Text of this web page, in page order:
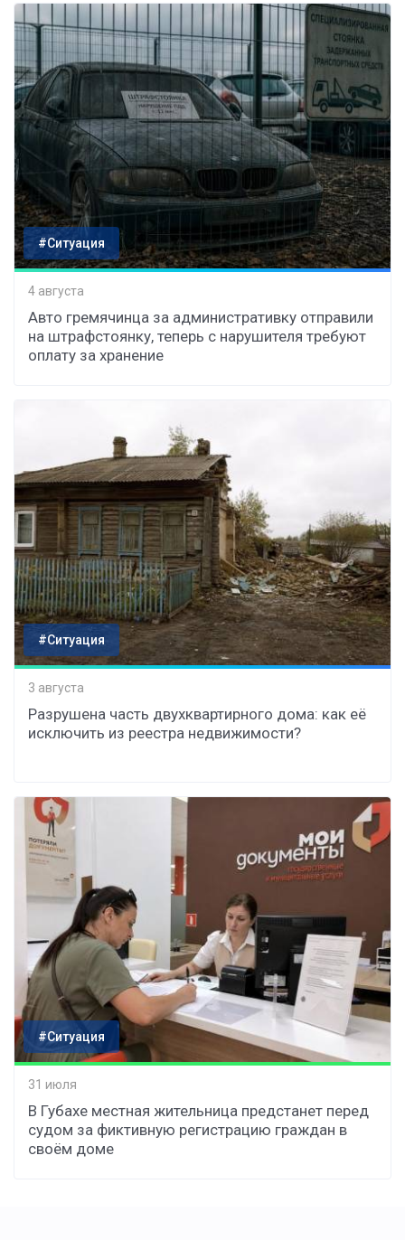
#Ситуация
4 августа
Авто гремячинца за административку отправили
на штрафстоянку, теперь с нарушителя требуют
оплату за хранение
#Ситуация
3 августа
Разрушена часть двухквартирного дома: как её
исключить из реестра недвижимости?
#Ситуация
31 июля
В Губахе местная жительница предстанет перед
судом за фиктивную регистрацию граждан в
своём доме